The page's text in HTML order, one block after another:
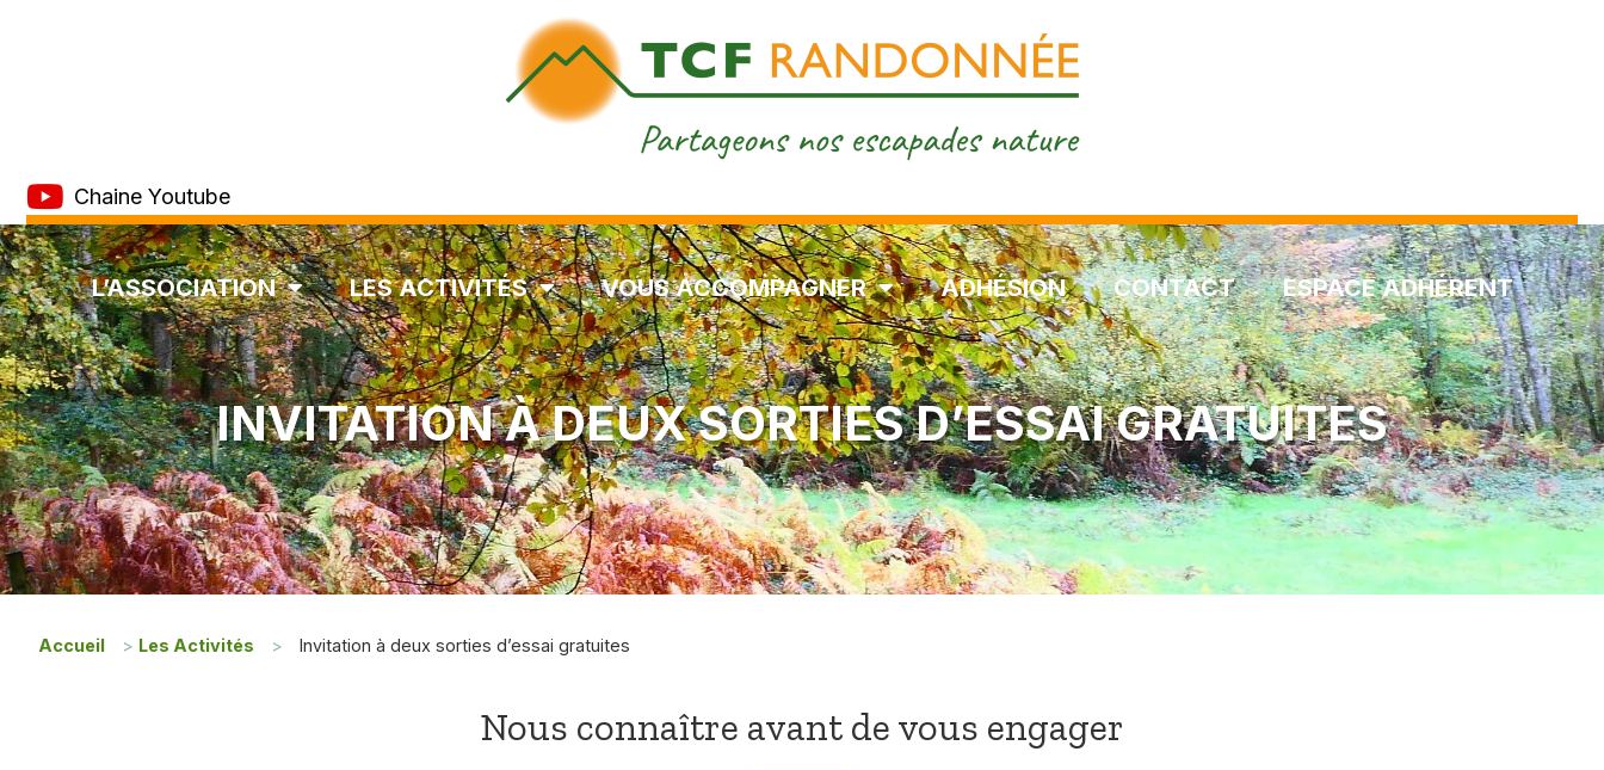
Chaine Youtube
L’ASSOCIATION LES ACTIVITÉS VOUS ACCOMPAGNER ADHÉSION CONTACT ESPACE ADHÉRENT
INVITATION À DEUX SORTIES D’ESSAI GRATUITES
Accueil > Les Activités > Invitation à deux sorties d’essai gratuites
Nous connaître avant de vous engager